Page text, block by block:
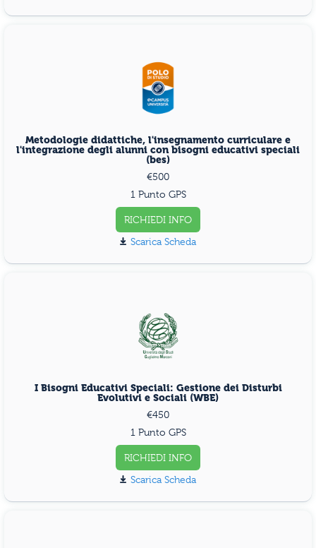
Metodologie didattiche, l'insegnamento curriculare e
l'integrazione degli alunni con bisogni educativi speciali
(bes)
€500
1 Punto GPS
RICHIEDI INFO
Scarica Scheda
I Bisogni Educativi Speciali: Gestione dei Disturbi
Evolutivi e Sociali (WBE)
€450
1 Punto GPS
RICHIEDI INFO
Scarica Scheda